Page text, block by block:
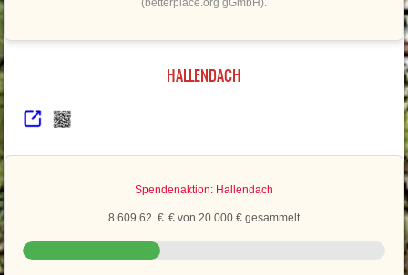
(betterplace.org gGmbH).
HALLENDACH
Spendenaktion: Hallendach
8.609,62 € € von 20.000 € gesammelt